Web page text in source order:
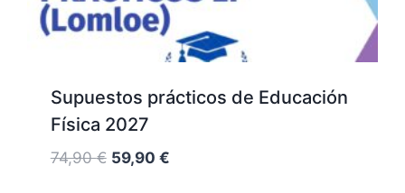
Supuestos prácticos de Educación
Física 2027
74,90€ El
59,90 €El